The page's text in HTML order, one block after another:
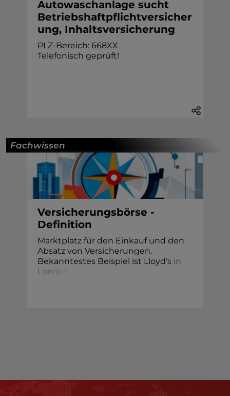
Autowaschanlage sucht
Betriebshaftpflichtversicher
ung, Inhaltsversicherung
PLZ-Bereich: 668XX
Telefonisch geprüft!
Fachwissen
Versicherungsbörse -
Definition
Marktplatz für den Einkauf und den
Absatz von Versicherungen.
Bekanntestes Beispiel ist Lloyd's in
Londo